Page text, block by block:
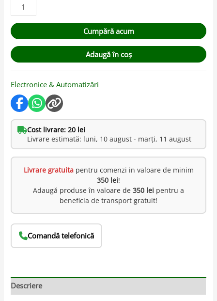
Cumpără acum
Adaugă în coș
Electronice & Automatizări
Cost livrare: 20 lei
Livrare estimată: luni, 10 august - marți, 11 august
Livrare gratuitapentru comenzi in valoare de minim
350 lei!
Adaugă produse în valoare de 350 lei pentru a
beneficia de transport gratuit!
Comandă telefonică
Descriere